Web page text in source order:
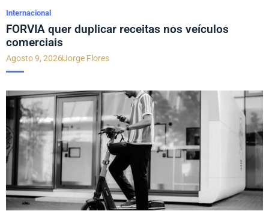
Internacional
FORVIA quer duplicar receitas nos veículos
comerciais
Agosto 9, 2026Jorge Flores